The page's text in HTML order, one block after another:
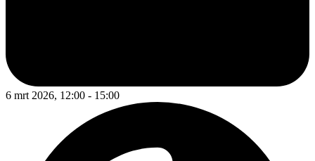
6 mrt 2026, 12:00 - 15:00